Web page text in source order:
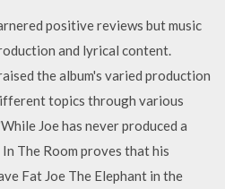
positive reviews but music
and lyrical content.
the album's varied production
topics through various
Joe has never produced a
The Room proves that his
Fat Joe The Elephant in the